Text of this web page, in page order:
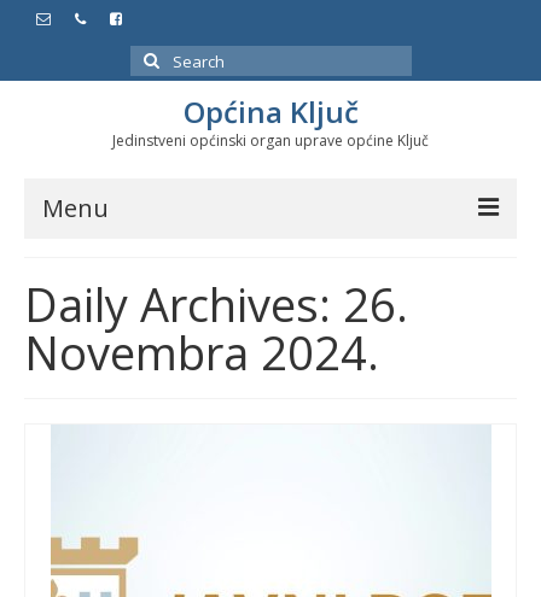
Search
for:
Općina Ključ
Jedinstveni općinski organ uprave općine Ključ
Menu
Službeni glasnici
Javne nabavke
Značajni datumi i manifestacije
Daily Archives: 26.
Novembra 2024.